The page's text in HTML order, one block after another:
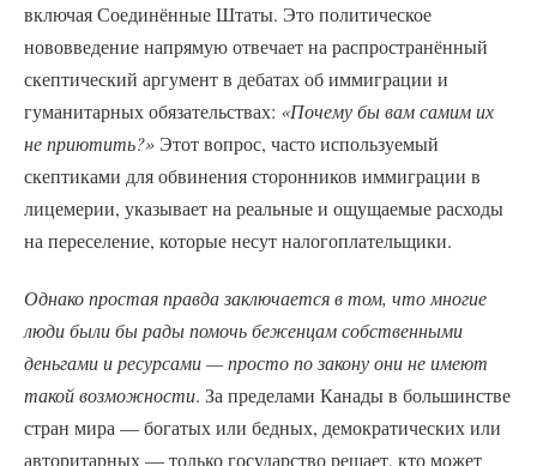
включая Соединённые Штаты. Это политическое
нововведение напрямую отвечает на распространённый
скептический аргумент в дебатах об иммиграции и
гуманитарных обязательствах: «Почему бы вам самим их
не приютить?» Этот вопрос, часто используемый
скептиками для обвинения сторонников иммиграции в
лицемерии, указывает на реальные и ощущаемые расходы
на переселение, которые несут налогоплательщики.
Однако простая правда заключается в том, что многие
люди были бы рады помочь беженцам собственными
деньгами и ресурсами — просто по закону они не имеют
такой возможности. За пределами Канады в большинстве
стран мира — богатых или бедных, демократических или
авторитарных — только государство решает, кто может